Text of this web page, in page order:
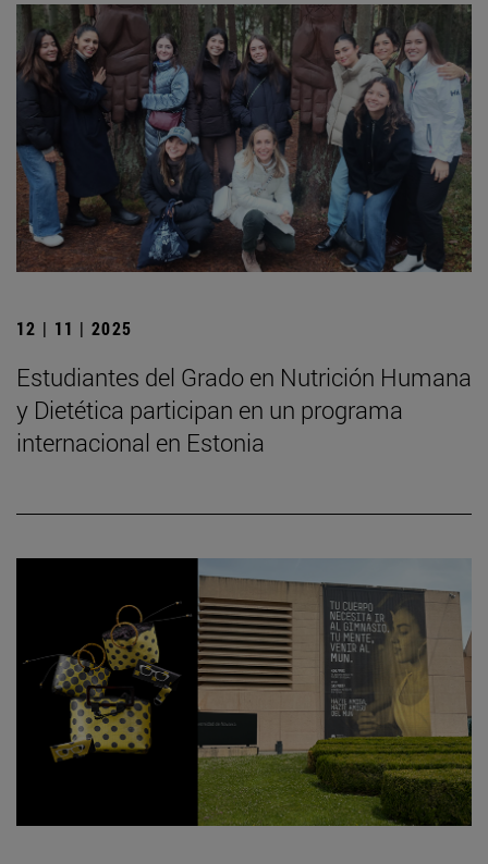
12 | 11 | 2025
Estudiantes del Grado en Nutrición Humana
y Dietética participan en un programa
internacional en Estonia